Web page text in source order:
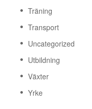
Träning
Transport
Uncategorized
Utbildning
Växter
Yrke